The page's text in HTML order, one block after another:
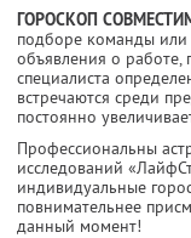
ГОРОСКОП
подборе команды или
объявления о работе,
специалиста
встречаются среди
постоянно
Профессиональны
исследований
индивидуальные
повнимательнее
данный момент!